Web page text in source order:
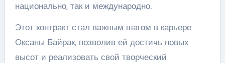
национально, так и международно.
Этот контракт стал важным шагом в карьере
Оксаны Байрак, позволив ей достичь новых
высот и реализовать свой творческий